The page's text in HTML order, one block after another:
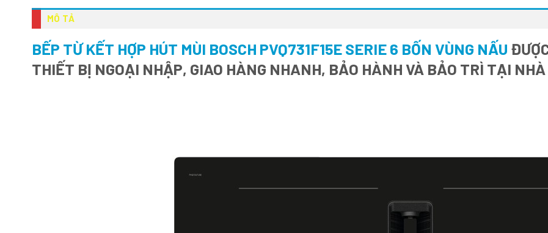
MÔ TẢ
BẾP TỪ KẾT HỢP HÚT MÙI BOSCH PVQ731F15E SERIE 6 BỐN VÙNG NẤU
THIẾT BỊ NGOẠI NHẬP, GIAO HÀNG NHANH, BẢO HÀNH VÀ BẢO TRÌ TẠI